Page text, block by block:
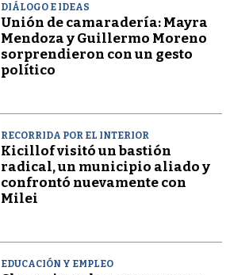
DIÁLOGO E IDEAS
Unión de camaradería: Mayra
Mendoza y Guillermo Moreno
sorprendieron con un gesto
político
RECORRIDA POR EL INTERIOR
Kicillof visitó un bastión
radical, un municipio aliado y
confrontó nuevamente con
Milei
EDUCACIÓN Y EMPLEO